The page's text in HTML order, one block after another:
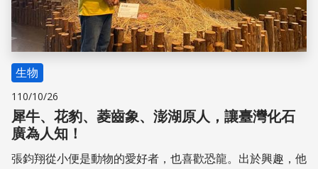
生物
110/10/26
犀牛、花豹、菱齒象、澎湖原人，讓臺灣化石
廣為人知！
張鈞翔從小便是動物的愛好者，也喜歡恐龍。出於興趣，他